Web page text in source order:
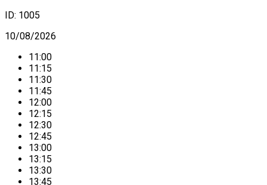
ID: 1005
10/08/2026
11:00
11:15
11:30
11:45
12:00
12:15
12:30
12:45
13:00
13:15
13:30
13:45